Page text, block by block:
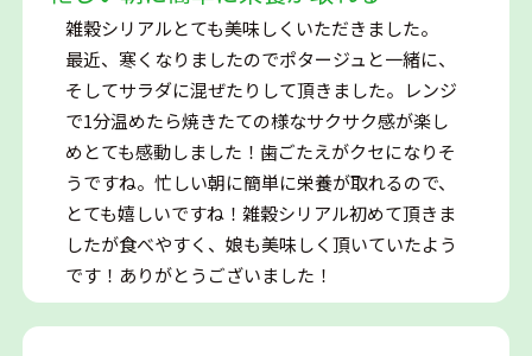
雑穀シリアルとても美味しくいただきました。
最近、寒くなりましたのでポタージュと一緒に、
そしてサラダに混ぜたりして頂きました。レンジ
で1分温めたら焼きたての様なサクサク感が楽し
めとても感動しました！歯ごたえがクセになりそ
うですね。忙しい朝に簡単に栄養が取れるので、
とても嬉しいですね！雑穀シリアル初めて頂きま
したが食べやすく、娘も美味しく頂いていたよう
です！ありがとうございました！